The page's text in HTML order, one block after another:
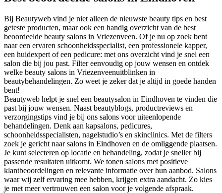
Bij Beautyweb vind je niet alleen de nieuwste beauty tips en best
geteste producten, maar ook een handig overzicht van de best
beoordeelde beauty salons in Vriezenveen. Of je nu op zoek bent
naar een ervaren schoonheidsspecialist, een professionele kapper,
een huidexpert of een pedicure: met ons overzicht vind je snel een
salon die bij jou past. Filter eenvoudig op jouw wensen en ontdek
welke beauty salons in Vriezenveenuitblinken in
beautybehandelingen. Zo weet je zeker dat je altijd in goede handen
bent!
Beautyweb helpt je snel een beautysalon in Eindhoven te vinden die
past bij jouw wensen. Naast beautyblogs, productreviews en
verzorgingstips vind je bij ons salons voor uiteenlopende
behandelingen. Denk aan kapsalons, pedicures,
schoonheidsspecialisten, nagelstudio’s en skinclinics. Met de filters
zoek je gericht naar salons in Eindhoven en de omliggende plaatsen.
Je kunt selecteren op locatie en behandeling, zodat je sneller bij
passende resultaten uitkomt. We tonen salons met positieve
klantbeoordelingen en relevante informatie over hun aanbod. Salons
waar wij zelf ervaring mee hebben, krijgen extra aandacht. Zo kies
je met meer vertrouwen een salon voor je volgende afspraak.